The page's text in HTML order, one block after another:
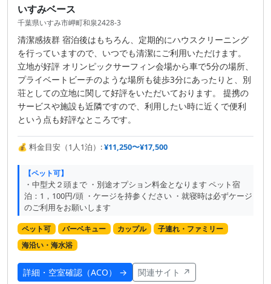
いすみベース
千葉県いすみ市岬町和泉2428-3
清潔感抜群 宿泊後はもちろん、定期的にハウスクリーニング
を行っていますので、いつでも清潔にご利用いただけます。
立地が好評 オリンピックサーフィン会場から車で5分の場所、
プライベートビーチのような場所も徒歩3分にあったりと、別
荘としての立地に関して好評をいただいております。 提携の
サービスや施設も近隣ですので、利用したい時に近くで便利
という点も好評なところです。
💰 料金目安（1人1泊）:¥11,250〜¥17,500
【ペット可】
・中型犬２頭まで ・別途オプション料金となります ペット宿
泊：1，100円/頭 ・ケージを持参ください ・就寝時は必ずケージ
のご利用をお願いします
ペット可 バーベキュー カップル
子連れ・ファミリー
海沿い・海水浴
詳細・空室確認（ACO） → 関連サイト ↗